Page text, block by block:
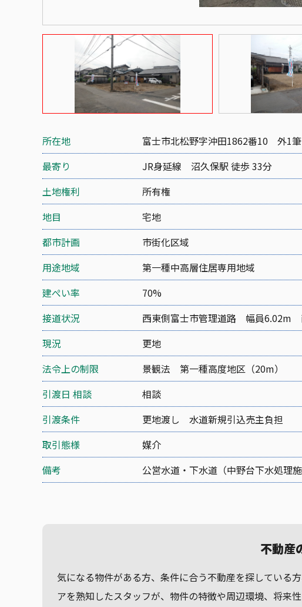
所在地
富士市北松野字沖田1862番10 外1筆
最寄り
JR身延線 沼久保駅 徒歩 33分
土地権利
所有権
地目
宅地
都市計画
市街化区域
用途地域
第一種中高層住居専用地域
建ぺい率
70%
接道状況
西東側富士市管理道路 幅員6.02m
現況
更地
法令上の制限
景観法 第一種高度地区（20m）
引渡日 相談
相談
引渡条件
更地渡し 水道新規引込売主負担
取引態様
媒介
備考
公営水道・下水道（中野台下水処理
不動産
気になる物件がある方、条件に合う不動産を探している
アを熟知したスタッフが、物件の特徴や周辺環境、将来